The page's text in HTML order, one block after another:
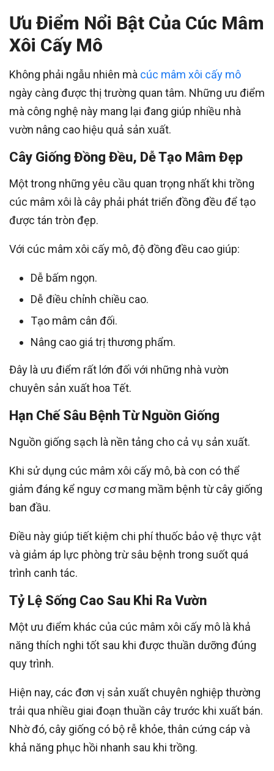
Ưu Điểm Nổi Bật Của Cúc Mâm
Xôi Cấy Mô
Không phải ngẫu nhiên mà cúc mâm xôi cấy mô
ngày càng được thị trường quan tâm. Những ưu điểm
mà công nghệ này mang lại đang giúp nhiều nhà
vườn nâng cao hiệu quả sản xuất.
Cây Giống Đồng Đều, Dễ Tạo Mâm Đẹp
Một trong những yêu cầu quan trọng nhất khi trồng
cúc mâm xôi là cây phải phát triển đồng đều để tạo
được tán tròn đẹp.
Với cúc mâm xôi cấy mô, độ đồng đều cao giúp:
Dễ bấm ngọn.
Dễ điều chỉnh chiều cao.
Tạo mâm cân đối.
Nâng cao giá trị thương phẩm.
Đây là ưu điểm rất lớn đối với những nhà vườn
chuyên sản xuất hoa Tết.
Hạn Chế Sâu Bệnh Từ Nguồn Giống
Nguồn giống sạch là nền tảng cho cả vụ sản xuất.
Khi sử dụng cúc mâm xôi cấy mô, bà con có thể
giảm đáng kể nguy cơ mang mầm bệnh từ cây giống
ban đầu.
Điều này giúp tiết kiệm chi phí thuốc bảo vệ thực vật
và giảm áp lực phòng trừ sâu bệnh trong suốt quá
trình canh tác.
Tỷ Lệ Sống Cao Sau Khi Ra Vườn
Một ưu điểm khác của cúc mâm xôi cấy mô là khả
năng thích nghi tốt sau khi được thuần dưỡng đúng
quy trình.
Hiện nay, các đơn vị sản xuất chuyên nghiệp thường
trải qua nhiều giai đoạn thuần cây trước khi xuất bán.
Nhờ đó, cây giống có bộ rễ khỏe, thân cứng cáp và
khả năng phục hồi nhanh sau khi trồng.